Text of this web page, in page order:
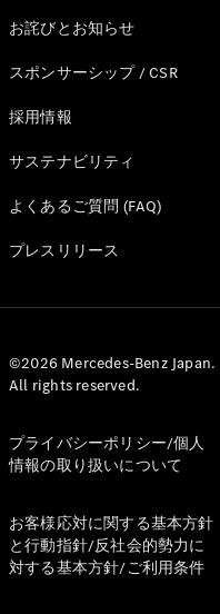
ム
検索
ス(リース/
ローン)
様へ
認定中古車
買取サービ
ス
見積シミュ
お詫びとお知らせ
スポンサーシップ / CSR
採用情報
サステナビリティ
よくあるご質問 (FAQ)
プレスリリース
©2026 Mercedes-Benz Japan.
All rights reserved.
プライバシーポリシー/個人
情報の取り扱いについて
お客様応対に関する基本方針
と行動指針/反社会的勢力に
対する基本方針/ご利用条件